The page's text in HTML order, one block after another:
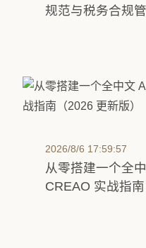
规范与税务合规
2026/8/6 17:59:57
从零搭建一个全
CREAO 实战指南